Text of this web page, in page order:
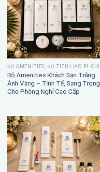
Bộ Amenities Khách Sạn Trắng
Ánh Vàng – Tinh Tế, Sang Trọng
Cho Phòng Nghỉ Cao Cấp